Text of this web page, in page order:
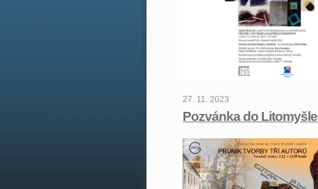
27. 11. 2023
Pozvánka do Litomyšle